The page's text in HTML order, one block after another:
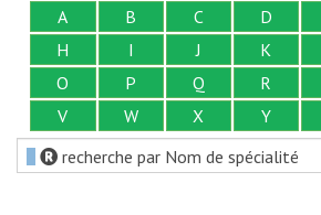
A B C D
H
I J K
O
P Q R
V
W X Y
recherche par Nom de spécialité